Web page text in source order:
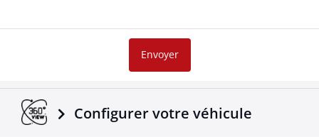
Envoyer
Configurer votre véhicule